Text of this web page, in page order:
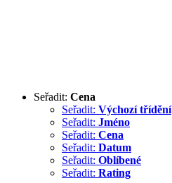
Seřadit: Cena
Seřadit: Výchozí třídění
Seřadit: Jméno
Seřadit: Cena
Seřadit: Datum
Seřadit: Oblíbené
Seřadit: Rating